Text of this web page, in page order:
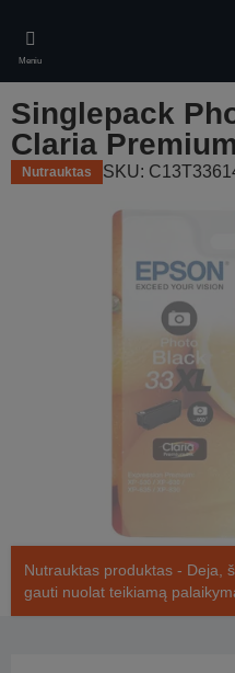
main
content
Meniu
Singlepack
Claria
Nutrauktas SKU:
Nutrauktas produktas - Deja,
gauti nuolat teikiamą